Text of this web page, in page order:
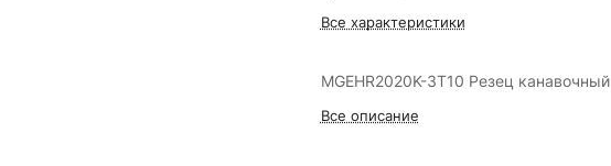
Все характеристики
MGEHR2020K-3T10 Резец канавочный
Все описание